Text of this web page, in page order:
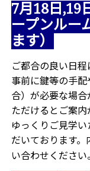
7月18日
ープンルー
ます）
ご都合の良い日程
事前に鍵等の手
合）が必要な場
ただけるとご案内
ゆっくりご見学
だいております
い合わせください